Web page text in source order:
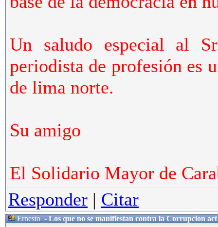
Un saludo especial al
periodista de profesión es
de lima norte.
Su amigo
El Solidario Mayor de
Responder | Citar
Ernesto-Los que no se manifiestan contra la Corrupcion act